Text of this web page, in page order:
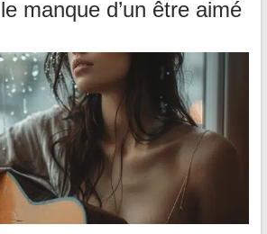
manque d’un être aimé